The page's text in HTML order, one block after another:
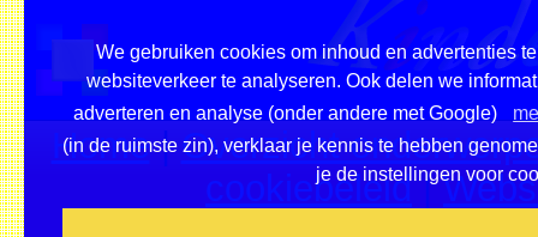
We gebruiken cookies om inhoud en advertenties
websiteverkeer te analyseren. Ook delen we
adverteren en analyse (onder andere met Google)
(in de ruimste zin), verklaar je kennis te hebben
je de instellingen voor
Home|Overzicht
cookiebeleid|